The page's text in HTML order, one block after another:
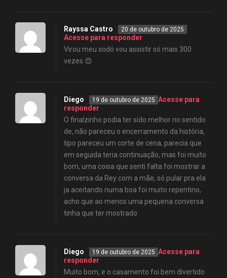
Rayssa Castro 20 de outubro de 2025
Acesse para responder
Virou meu xodó vou assistir só mais 300
vezes 😍
Diego 19 de outubro de 2025 Acesse para
responder
O finalzinho podia ter sido melhor no sentido
de, não pareceu o encerramento da história,
tipo pareceu um corte de cena, parecia que
em seguida teria continuação, mas foi muito
bom, uma coisa que senti falta foi mostrar a
conversa da Rey com a mãe, só pular pra ela
ja aceitando numa boa foi muito repentino,
acho que ao menos uma pequena conversa
tinha que ter mostrado
Diego 19 de outubro de 2025 Acesse para
responder
Muito bom, e o casamento foi bem divertido